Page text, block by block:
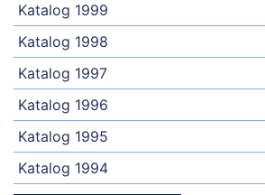
Katalog 1999
Katalog 1998
Katalog 1997
Katalog 1996
Katalog 1995
Katalog 1994